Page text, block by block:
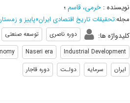
نویسنده : خرمی، قاسم؛
مجله:تحقیقات تاریخ اقتصادی ایران»پاییز و زمستان 1403، سال سیزدهم -
کلیدواژه ها: دوره ناصری توسعه صنعتی
Industrial Development
Naseri era
ایران
سرمایه دولـت دوره قاجار